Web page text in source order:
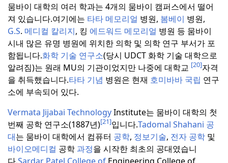
뭄바이 대학의 여러 학과는 4개의 뭄바이 캠퍼스에서 떨어
져 있습니다.여기에는 타타 메모리얼 병원, 봄베이 병원,
G.S. 메디컬 칼리지, 킹 에드워드 메모리얼 병원 등 뭄바이
시내 많은 유명 병원에 위치한 의학 및 의학 연구 부서가 포
함됩니다.화학 기술 연구소(당시 UDCT 화학 기술 대학으로
알려짐)는 원래 MU의 기관이었지만 나중에 대학교 [20]자격
을 취득했습니다.타타 기념 병원은 현재 호미바바 국립 연구
소에 부속되어 있다.
Vermata Jijabai TechnologyInstitute는 뭄바이 대학의 첫
번째 공학 연구소(1887년)[21]입니다.Tadomal Shahani 공
대는 뭄바이 대학에서 컴퓨터 공학, 정보기술, 전자 공학 및
바이오메디컬 공학 과정을 시작한 최초의 공대였습니
다.Sardar Patel College of Engineering College of